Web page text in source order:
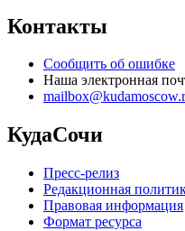
Контакты
Сообщить об ошибке
Наша электронная
КудаСочи
Пресс-релиз
Редакционная
Правовая информация
Формат ресурса